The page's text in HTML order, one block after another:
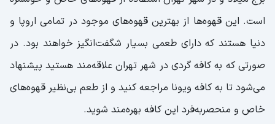
است. این قهوه‌ها از بهترین قهوه‌های موجود در تمامی اروپا و
دنیا هستند که دارای طعمی بسیار شگفت‌انگیز خواهند بود. در
صورتی که به کافه گردی در شهر تهران علاقه‌مند هستید پیشنهاد
می‌شود تا به کافه ویونا مراجعه کنید و از طعم بی‌نظیر قهوه‌های
خاص و منحصربه‌فرد این کافه بهره‌مند شوید.